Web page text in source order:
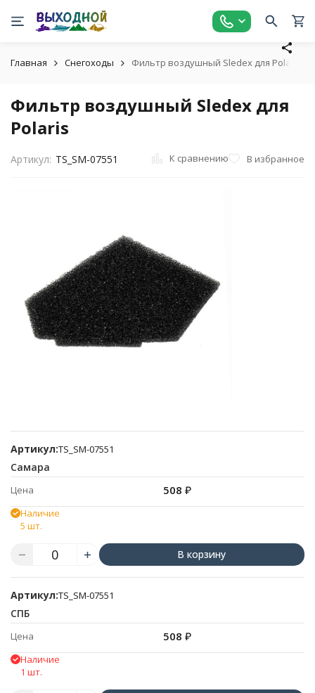
Главная Снегоходы Фильтр воздушный Sledex для Polaris
Фильтр воздушный Sledex для
Polaris
Артикул: TS_SM-07551 К сравнению В избранное
Артикул:TS_SM-07551
Самара
Цена 508 ₽
Наличие
5 шт.
В корзину
Артикул:TS_SM-07551
СПБ
Цена 508 ₽
Наличие
1 шт.